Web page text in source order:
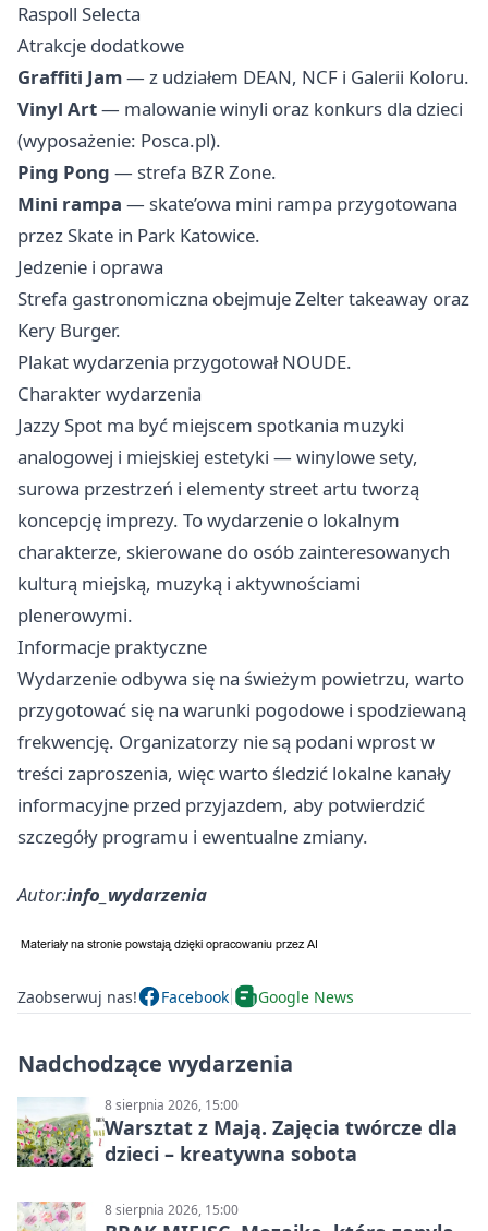
Raspoll Selecta
Atrakcje dodatkowe
Graffiti Jam— z udziałem DEAN, NCF i Galerii Koloru.
Vinyl Art— malowanie winyli oraz konkurs dla dzieci
(wyposażenie: Posca.pl).
Ping Pong — strefa BZR Zone.
Mini rampa — skate’owa mini rampa przygotowana
przez Skate in Park Katowice.
Jedzenie i oprawa
Strefa gastronomiczna obejmuje Zelter takeaway oraz
Kery Burger.
Plakat wydarzenia przygotował NOUDE.
Charakter wydarzenia
Jazzy Spot ma być miejscem spotkania muzyki
analogowej i miejskiej estetyki — winylowe sety,
surowa przestrzeń i elementy street artu tworzą
koncepcję imprezy. To wydarzenie o lokalnym
charakterze, skierowane do osób zainteresowanych
kulturą miejską, muzyką i aktywnościami
plenerowymi.
Informacje praktyczne
Wydarzenie odbywa się na świeżym powietrzu, warto
przygotować się na warunki pogodowe i spodziewaną
frekwencję. Organizatorzy nie są podani wprost w
treści zaproszenia, więc warto śledzić lokalne kanały
informacyjne przed przyjazdem, aby potwierdzić
szczegóły programu i ewentualne zmiany.
Autor:info_wydarzenia
Zaobserwuj nas! Facebook Google News
Nadchodzące wydarzenia
8 sierpnia 2026, 15:00
Warsztat z Mają. Zajęcia twórcze dla
dzieci – kreatywna sobota
8 sierpnia 2026, 15:00